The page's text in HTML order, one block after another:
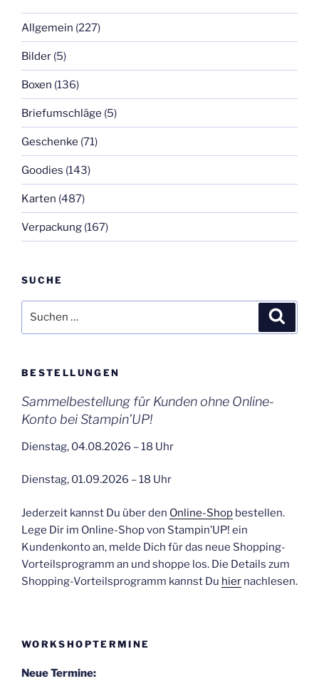
Allgemein (227)
Bilder (5)
Boxen (136)
Briefumschläge (5)
Geschenke (71)
Goodies (143)
Karten (487)
Verpackung (167)
SUCHE
nach:
BESTELLUNGEN
Sammelbestellung für Kunden ohne Online-
Konto bei Stampin’UP!
Dienstag, 04.08.2026 – 18 Uhr
Dienstag, 01.09.2026 – 18 Uhr
Jederzeit kannst Du über den Online-Shop bestellen.
Lege Dir im Online-Shop von Stampin’UP! ein
Kundenkonto an, melde Dich für das neue Shopping-
Vorteilsprogramm an und shoppe los. Die Details zum
Shopping-Vorteilsprogramm kannst Du hier nachlesen.
WORKSHOPTERMINE
Neue Termine: